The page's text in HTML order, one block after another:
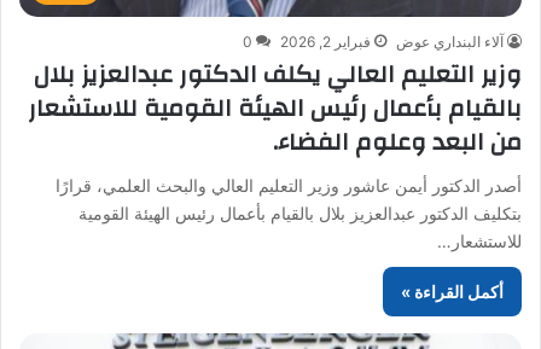
آلاء البنداري عوض فبراير 2, 2026 0
وزير التعليم العالي يكلف الدكتور عبدالعزيز بلال
بالقيام بأعمال رئيس الهيئة القومية للاستشعار
من البعد وعلوم الفضاء.
أصدر الدكتور أيمن عاشور وزير التعليم العالي والبحث العلمي، قرارًا
بتكليف الدكتور عبدالعزيز بلال بالقيام بأعمال رئيس الهيئة القومية
للاستشعار…
أكمل القراءة »